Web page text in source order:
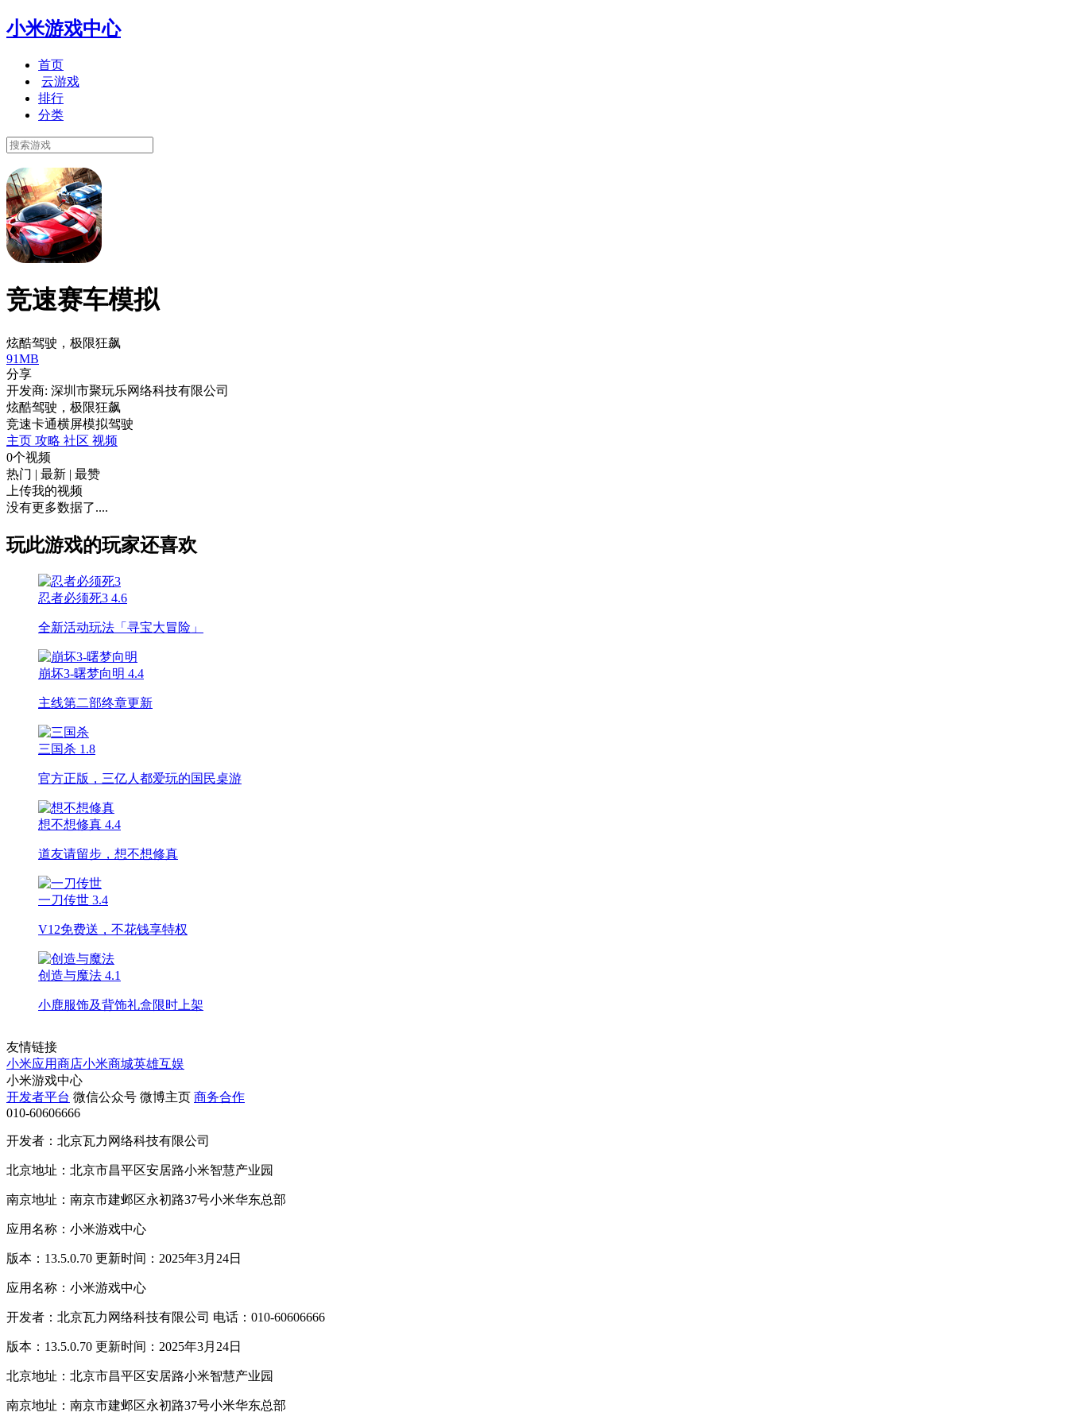
小米游戏中心
首页
云游戏
排行
分类
竞速赛车模拟
炫酷驾驶，极限狂飙
91MB
分享
开发商: 深圳市聚玩乐网络科技有限公司
炫酷驾驶，极限狂飙
竞速卡通横屏模拟驾驶
主页 攻略 社区 视频
0个视频
热门 | 最新 | 最赞
上传我的视频
没有更多数据了....
玩此游戏的玩家还喜欢
忍者必须死3 4.6
全新活动玩法「寻宝大冒险」
崩坏3-曙梦向明 4.4
主线第二部终章更新
三国杀 1.8
官方正版，三亿人都爱玩的国民桌游
想不想修真 4.4
道友请留步，想不想修真
一刀传世 3.4
V12免费送，不花钱享特权
创造与魔法 4.1
小鹿服饰及背饰礼盒限时上架
友情链接
小米应用商店小米商城英雄互娱
小米游戏中心
开发者平台 微信公众号 微博主页 商务合作
010-60606666
开发者：北京瓦力网络科技有限公司
北京地址：北京市昌平区安居路小米智慧产业园
南京地址：南京市建邺区永初路37号小米华东总部
应用名称：小米游戏中心
版本：13.5.0.70 更新时间：2025年3月24日
应用名称：小米游戏中心
开发者：北京瓦力网络科技有限公司 电话：010-60606666
版本：13.5.0.70 更新时间：2025年3月24日
北京地址：北京市昌平区安居路小米智慧产业园
南京地址：南京市建邺区永初路37号小米华东总部